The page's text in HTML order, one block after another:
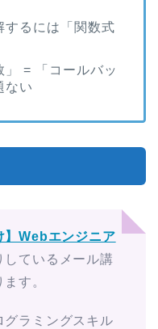
するには「関数式
」 = 「コールバッ
ない
】Webエンジニア
しているメール講
す。
グラミングスキル